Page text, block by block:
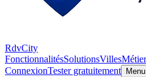
RdvCity
FonctionnalitésSolutionsVilles
ConnexionTester gratuitement Menu